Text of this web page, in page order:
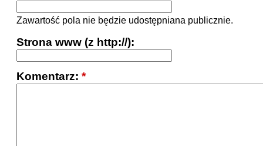
Zawartość pola nie będzie udostępniana publicznie.
Strona www (z http://):
Komentarz: *